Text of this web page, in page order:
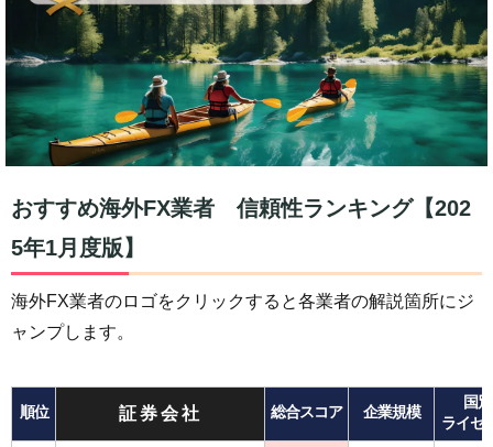
おすすめ海外FX業者 信頼性ランキング【202
5年1月度版】
海外FX業者のロゴをクリックすると各業者の解説箇所にジ
ャンプします。
順位 証券会社 総合スコア 企業規模
国別
ライセ